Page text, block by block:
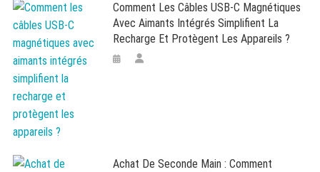
Comment Les Câbles USB-C Magnétiques
Avec Aimants Intégrés Simplifient La
Recharge Et Protègent Les Appareils ?
Achat De Seconde Main : Comment